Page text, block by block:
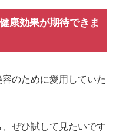
康効果が期待できま
のために愛用していた
ぜひ試して見たいです